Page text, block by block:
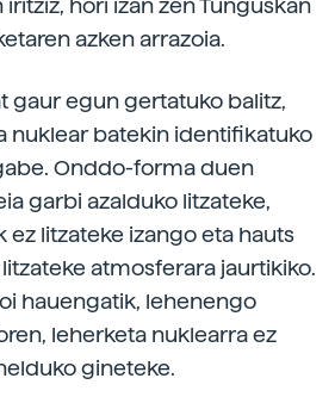
hori izan zen Tunguskan
azken arrazoia.
gaur egun gertatuko balitz,
nuklear batekin identifikatuko
Onddo-forma duen
garbi azalduko litzateke,
ez litzateke izango eta hauts
atmosferara jaurtikiko.
hauengatik, lehenengo
leherketa nuklearra ez
gineteke.